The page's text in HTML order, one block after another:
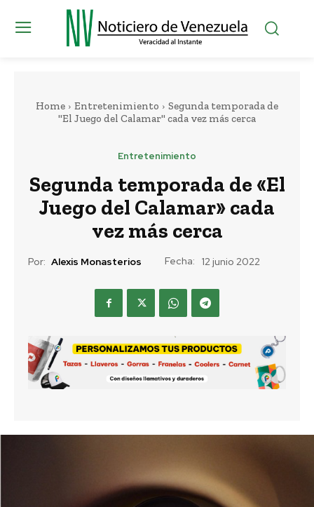
Home Entretenimiento
Segunda temporada de
"El Juego del Calamar" cada vez más cerca
Entretenimiento
Segunda temporada de «El
Juego del Calamar» cada
vez más cerca
Por: Alexis Monasterios Fecha: 12 junio 2022